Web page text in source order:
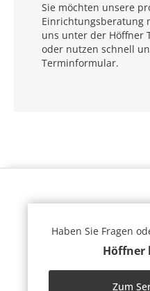
Sie möchten unsere
Einrichtungsberatung
uns unter der Höffner
oder nutzen schnell
Terminformular.
Haben Sie Fragen
Höffner
Zum